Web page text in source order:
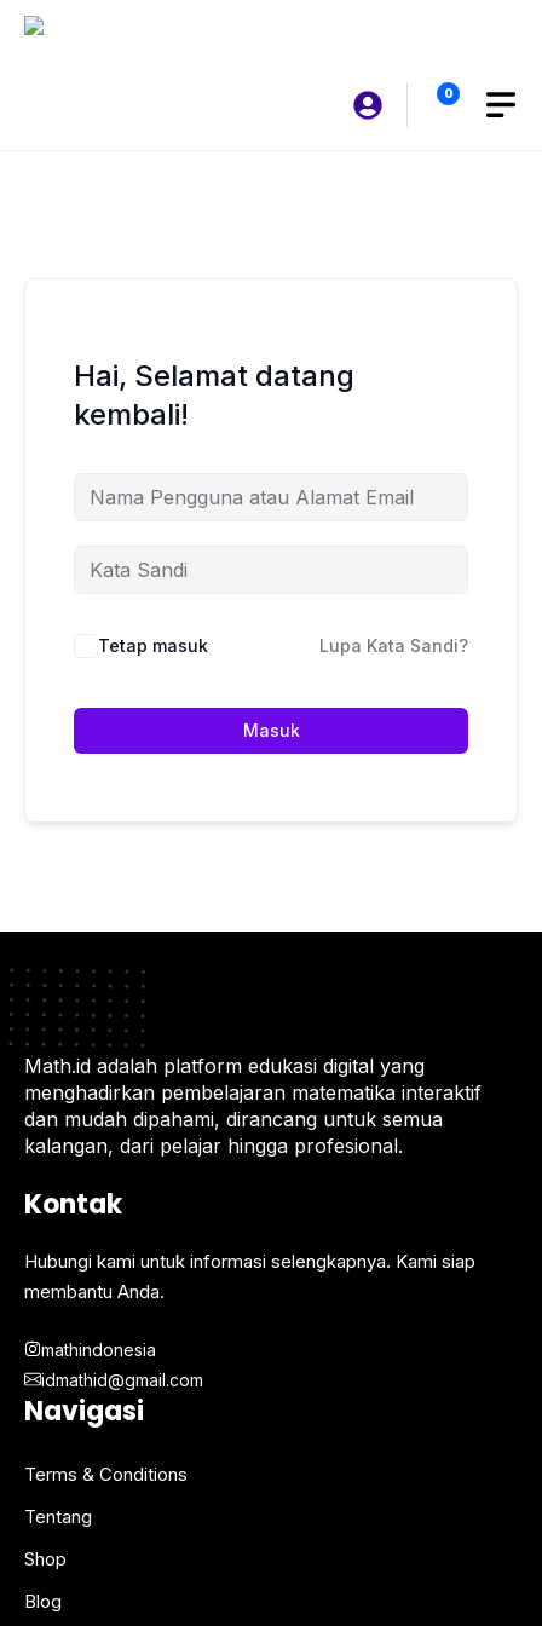
Langsung
0
Hai, Selamat datang
kembali!
Tetap masuk Lupa Kata Sandi?
Masuk
Math.id adalah platform edukasi digital yang
menghadirkan pembelajaran matematika interaktif
dan mudah dipahami, dirancang untuk semua
kalangan, dari pelajar hingga profesional.
Kontak
Hubungi kami untuk informasi selengkapnya. Kami siap
membantu Anda.
mathindonesia
idmathid@gmail.com
Navigasi
Terms & Conditions
Tentang
Shop
Blog